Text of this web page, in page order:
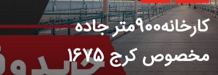
کارخانه900متر جاده
مخصوص کرج 1675